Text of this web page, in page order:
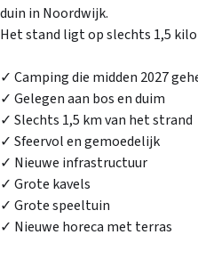
duin in Noordwijk.
Het stand ligt op slechts 1,5
✓ Camping die midden 2027
✓ Gelegen aan bos en duim
✓ Slechts 1,5 km van het strand
✓ Sfeervol en gemoedelijk
✓ Nieuwe infrastructuur
✓ Grote kavels
✓ Grote speeltuin
✓ Nieuwe horeca met terras
5 / 5.0
5 / 5.0
5 / 5.0
5 / 5.0
Inloggen
Email